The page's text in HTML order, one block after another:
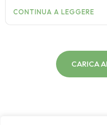
CONTINUA A LEGGERE
CARICA